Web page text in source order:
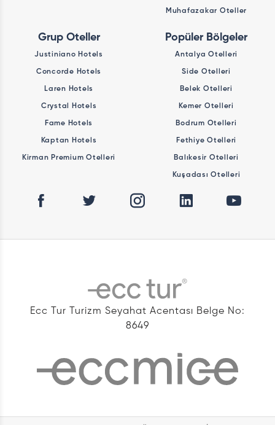
Muhafazakar Oteller
Grup Oteller
Justiniano Hotels
Concorde Hotels
Laren Hotels
Crystal Hotels
Fame Hotels
Kaptan Hotels
Kirman Premium Otelleri
Popüler Bölgeler
Antalya Otelleri
Side Otelleri
Belek Otelleri
Kemer Otelleri
Bodrum Otelleri
Fethiye Otelleri
Balıkesir Otelleri
Kuşadası Otelleri
Ecc Tur Turizm Seyahat Acentası Belge No:
8649